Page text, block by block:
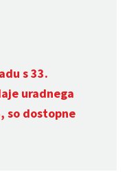
s 33.
uradnega
so dostopne